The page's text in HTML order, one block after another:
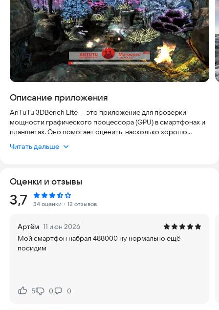
Описание приложения
AnTuTu 3DBench Lite — это приложение для проверки
мощности графического процессора (GPU) в смартфонах и
планшетах. Оно помогает оценить, насколько хорошо
итоговый счет, который можно сравнить с результатами
Приложение полностью безопасно, не требует сложных
настроек и работает стабильно на актуальных версиях
Android. Вы можете использовать его без риска для
системы, чтобы быстро получить объективные данные о
Для чего применяется AnTuTu 3DBench Lite:
• Проверка после обновлений: Узнайте, повлияло ли
обновление системы или установка новой игры на скорость
Читать дальше
Оценки и отзывы
Рейтинг:
3,7 34 оценки ・12 отзывов
Артём 11 июн 2026
Мой смартфон набрал 488000 ну нормально ещё
посидим
Нравится:
5Не нравится:
0 0